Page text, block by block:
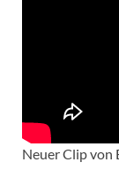
Neuer Clip von